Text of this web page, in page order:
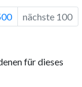
nächste 100
für dieses